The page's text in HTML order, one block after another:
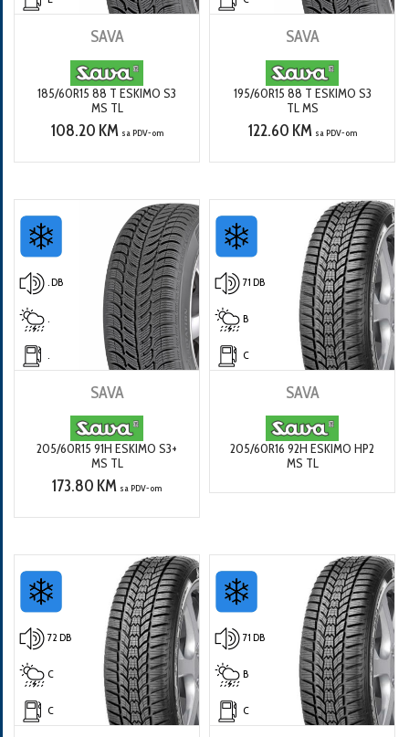
SAVA
185/60R15 88 T ESKIMO S3
MS TL
108.20 KM sa PDV-om
SAVA
195/60R15 88 T ESKIMO S3
TL MS
122.60 KM sa PDV-om
. DB
SAVA
205/60R15 91H ESKIMO S3+
MS TL
173.80 KM sa PDV-om
71 DB
B
C
SAVA
205/60R16 92H ESKIMO HP2
MS TL
72 DB
C
C
71 DB
B
C